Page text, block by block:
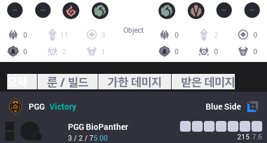
0 11
3
0
2 1
0 2
0
0
0 0
Object
룬 / 빌드 가한 데미지 받은 데미지
PGG Victory BlueSide
PGG BioPanther
3 / 2 / 75.00 215 7.6